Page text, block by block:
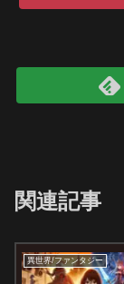
関連記事
異世界/ファンタジー